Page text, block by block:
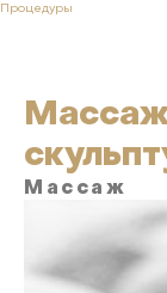
Процедуры
Массаж